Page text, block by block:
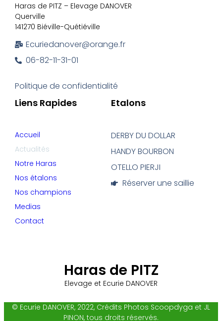
Haras de PITZ
Elevage et Ecurie DANOVER
Etalons
DERBY DU DOLLAR
HANDY BOURBON
OTELLO PIERJI
Réserver une saillie
Liens Rapides
Accueil
Actualités
Notre Haras
Nos étalons
Nos champions
Medias
Contact
Haras de PITZ – Elevage DANOVER
Querville
141270 Biéville-Quétiéville
Ecuriedanover@orange.fr
06-82-11-31-01
Politique de confidentialité
© Ecurie DANOVER, 2022, Crédits Photos Scoopdyga et JL
PINON, tous droits réservés.